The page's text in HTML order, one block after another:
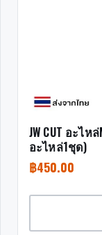
JW CUT อะไห
อะไหล่1ชุด)
฿450.00